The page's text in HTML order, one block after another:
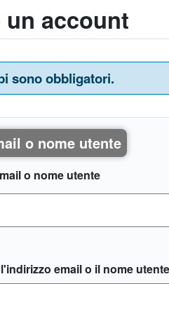
un account
sono obbligatori.
o nome utente
o nome utente
email o il nome utente